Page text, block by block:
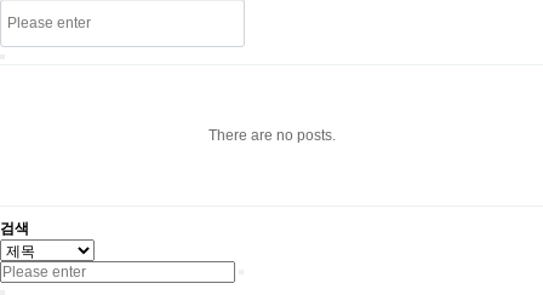
There are no posts.
검색